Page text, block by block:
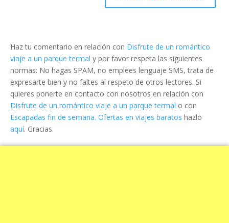
Haz tu comentario en relación con Disfrute de un romántico
viaje a un parque termal y por favor respeta las siguientes
normas: No hagas SPAM, no emplees lenguaje SMS, trata de
expresarte bien y no faltes al respeto de otros lectores. Si
quieres ponerte en contacto con nosotros en relación con
Disfrute de un romántico viaje a un parque termal o con
Escapadas fin de semana. Ofertas en viajes baratos hazlo
aquí. Gracias.